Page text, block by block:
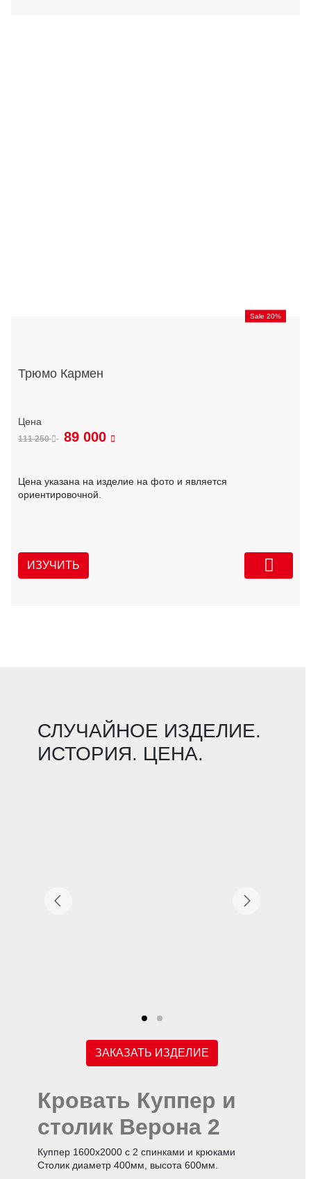
Sale 20%
Трюмо Кармен
111 250 89 000
Цена указана на изделие на фото и является
ориентировочной.
ИЗУЧИТЬ
СЛУЧАЙНОЕ ИЗДЕЛИЕ.
ИСТОРИЯ. ЦЕНА.
ЗАКАЗАТЬ ИЗДЕЛИЕ
Кровать Куппер и
столик Верона 2
Куппер 1600х2000 с 2 спинками и крюками
Столик диаметр 400мм, высота 600мм.